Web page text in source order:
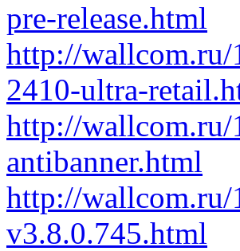
pre-release.html
http://
2410-ultra-
http://
antibanner.html
http://wallcom.ru/
v3.8.0.745.html